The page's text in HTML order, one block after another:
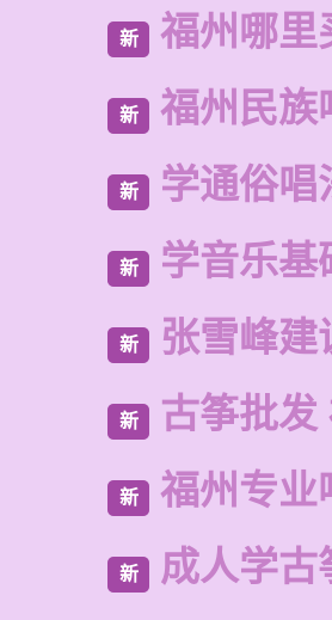
新 福州哪里
新 福州民族
新 学通俗唱
新 学音乐基
新 张雪峰建
新 古筝批发
新 福州专业
新 成人学古